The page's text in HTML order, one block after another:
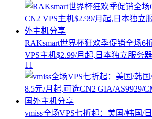
RAKsmart世界杯狂欢季促销全场6
VPS主机$2.99/月起,日本独立服务
11
vmiss全场VPS七折起：美国/韩国/